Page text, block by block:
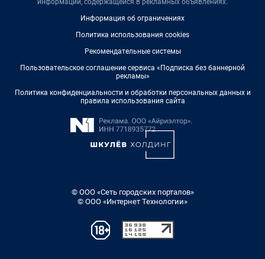
информации, содержащейся в рекламных объявлениях.
Информация об ограничениях
Политика использования cookies
Рекомендательные системы
Пользовательское соглашение сервиса «Подписка без баннерной
рекламы»
Политика конфиденциальности и обработки персональных данных и
правила использования сайта
© ООО «Сеть городских порталов»
© ООО «Интернет Технологии»